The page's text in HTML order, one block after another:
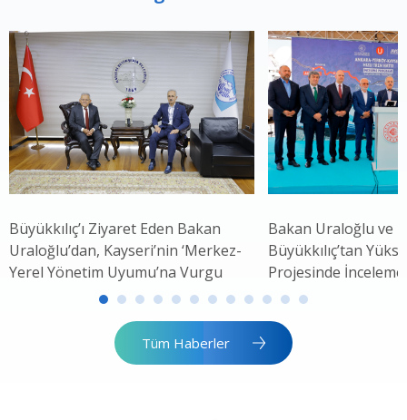
Büyükkılıç’ı Ziyaret Eden Bakan
Uraloğlu’dan, Kayseri’nin ‘Merkez-
Yerel Yönetim Uyumu’na Vurgu
Bakan Uraloğlu ve
Büyükkılıç’tan
Projesinde İnceleme
Tüm Haberler